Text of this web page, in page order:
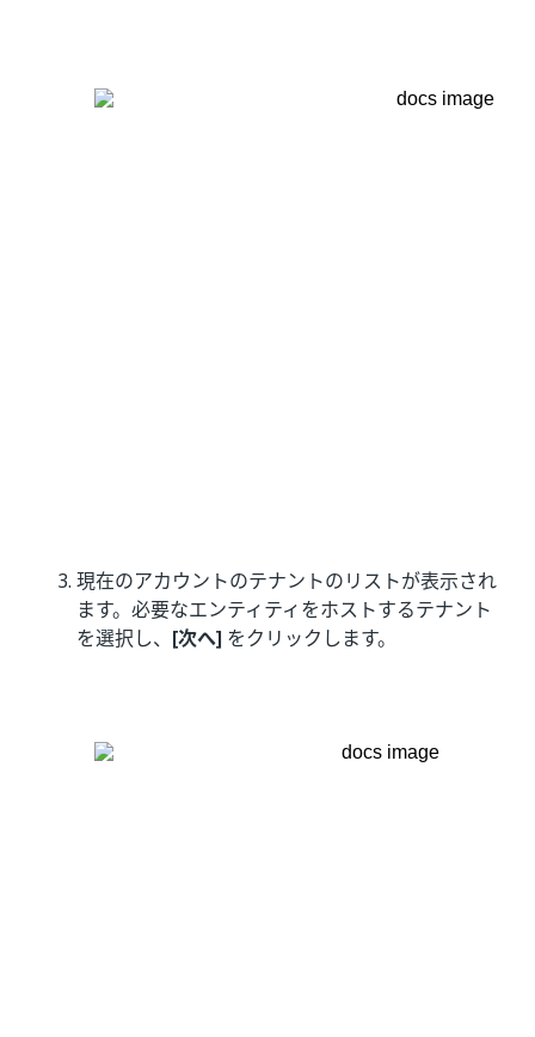
現在のアカウントのテナントのリストが表示され
ます。必要なエンティティをホストするテナント
を選択し、 [次へ] をクリックします。